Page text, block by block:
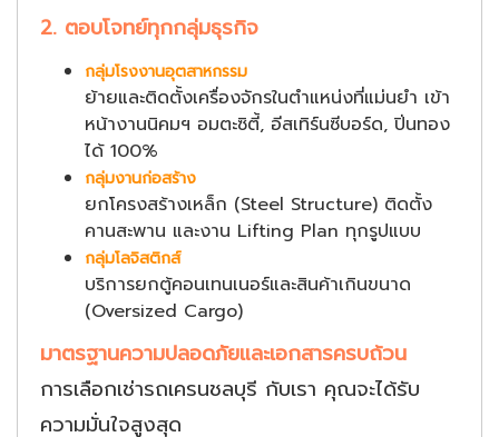
2. ตอบโจทย์ทุกกลุ่มธุรกิจ
กลุ่มโรงงานอุตสาหกรรม
ย้ายและติดตั้งเครื่องจักรในตำแหน่งที่แม่นยำ เข้า
หน้างานนิคมฯ อมตะซิตี้, อีสเทิร์นซีบอร์ด, ปิ่นทอง
ได้ 100%
กลุ่มงานก่อสร้าง
ยกโครงสร้างเหล็ก (Steel Structure) ติดตั้ง
คานสะพาน และงาน Lifting Plan ทุกรูปแบบ
กลุ่มโลจิสติกส์
บริการยกตู้คอนเทนเนอร์และสินค้าเกินขนาด
(Oversized Cargo)
มาตรฐานความปลอดภัยและเอกสารครบถ้วน
การเลือกเช่ารถเครนชลบุรี กับเรา คุณจะได้รับ
ความมั่นใจสูงสุด